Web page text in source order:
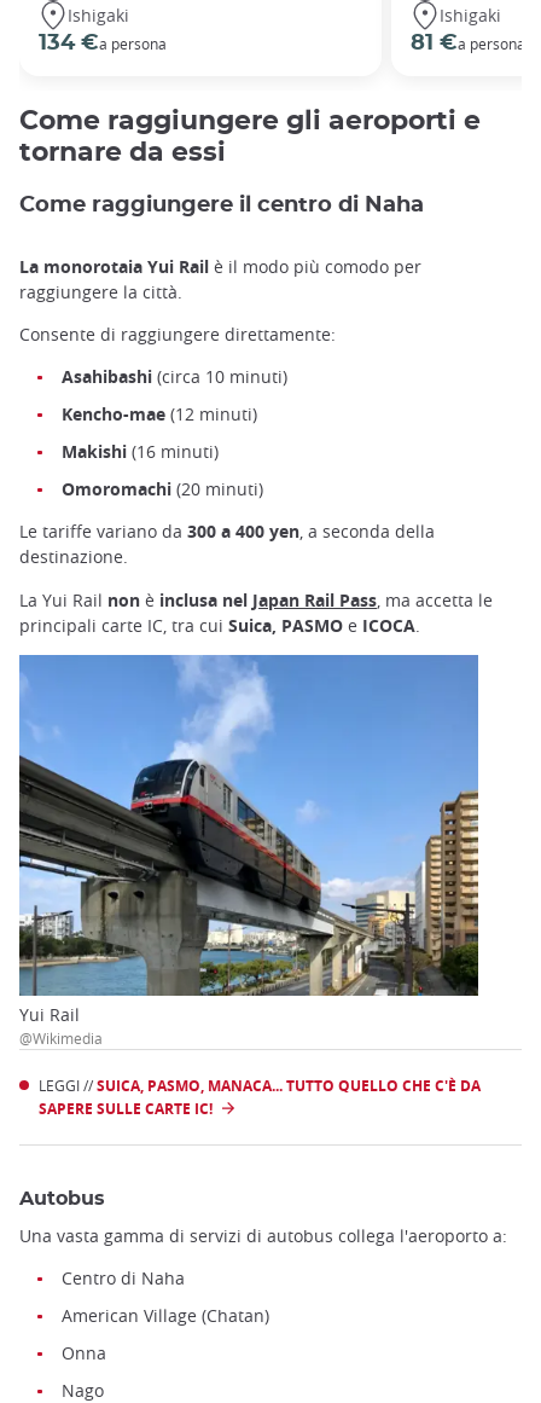
Ishigaki
134 €a persona
Ishigaki
81 €a persona
Come raggiungere gli aeroporti e
tornare da essi
Come raggiungere il centro di Naha
La monorotaia Yui Rail è il modo più comodo per
raggiungere la città.
Consente di raggiungere direttamente:
Asahibashi (circa 10 minuti)
Kencho-mae (12 minuti)
Makishi (16 minuti)
Omoromachi (20 minuti)
Le tariffe variano da 300 a 400 yen, a seconda della
destinazione.
La Yui Rail non è inclusa nel Japan Rail Pass , ma accetta le
principali carte IC, tra cui Suica, PASMO e ICOCA
Yui Rail
@Wikimedia
LEGGI //SUICA, PASMO, MANACA... TUTTO QUELLO CHE C'È DA
SAPERE SULLE CARTE IC!
Autobus
Una vasta gamma di servizi di autobus collega l'aeroporto a:
Centro di Naha
American Village (Chatan)
Onna
Nago